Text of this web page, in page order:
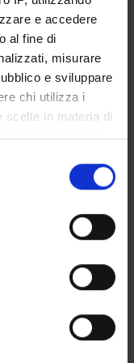
e accedere
al fine di
misurare
e sviluppare
chi utilizza i
scelte in materia di
proprietà digitale
in qualsiasi
o facendo clic
posizione
di qualche
analysis. Analisi